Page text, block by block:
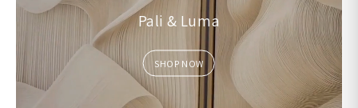
Pali & Luma
SHOP NOW